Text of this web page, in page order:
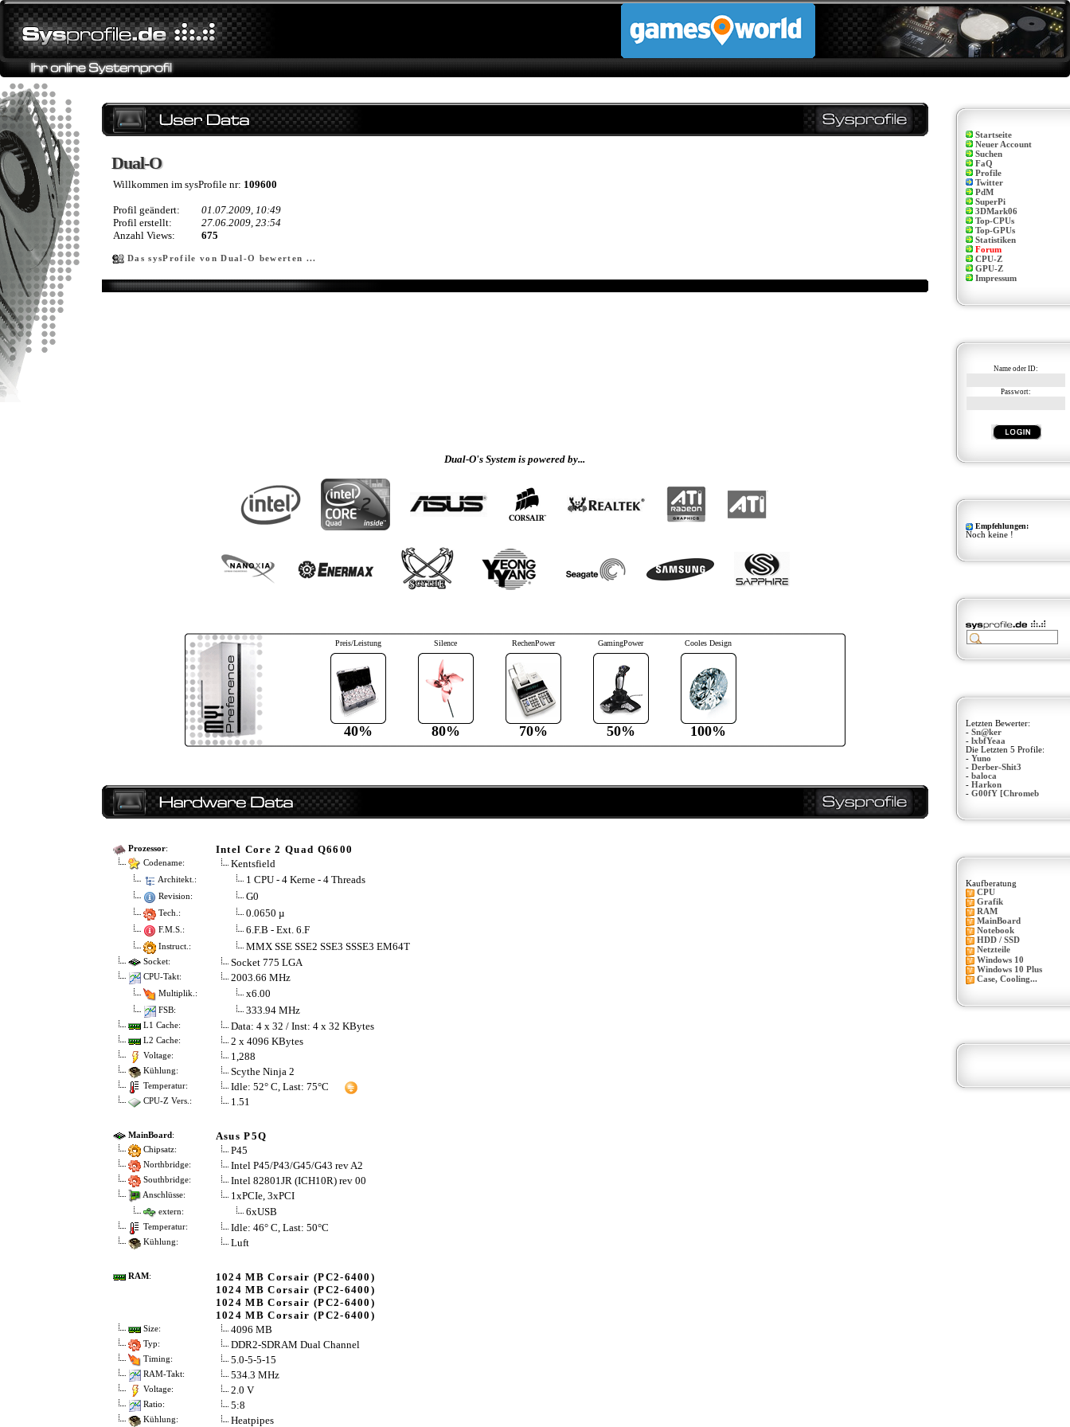
Dual-O
Dual-O
Willkommen im sysProfile nr: 109600
Profil geändert:
01.07.2009, 10:49
Profil erstellt:
27.06.2009, 23:54
Anzahl Views:
675
Das sysProfile von Dual-O bewerten ...
Dual-O's System is powered by...
Preis/Leistung
40%
Silence
80%
RechenPower
70%
GamingPower
50%
Cooles Design
100%
Prozessor: Intel Core 2 Quad Q6600
Codename: Kentsfield
Architekt.: 1 CPU - 4 Kerne - 4 Threads
Revision: G0
Tech.: 0.0650 µ
F.M.S.: 6.F.B - Ext. 6.F
Instruct.: MMX SSE SSE2 SSE3 SSSE3 EM64T
Socket: Socket 775 LGA
CPU-Takt: 2003.66 MHz
Multiplik.: x6.00
FSB: 333.94 MHz
L1 Cache: Data: 4 x 32 / Inst: 4 x 32 KBytes
L2 Cache: 2 x 4096 KBytes
Voltage: 1,288
Kühlung: Scythe Ninja 2
Temperatur: Idle: 52° C, Last: 75°C
CPU-Z Vers.: 1.51
MainBoard: Asus P5Q
Chipsatz: P45
Northbridge: Intel P45/P43/G45/G43 rev A2
Southbridge: Intel 82801JR (ICH10R) rev 00
Anschlüsse: 1xPCIe, 3xPCI
extern: 6xUSB
Temperatur: Idle: 46° C, Last: 50°C
Kühlung: Luft
RAM:
1024 MB Corsair (PC2-6400)
1024 MB Corsair (PC2-6400)
1024 MB Corsair (PC2-6400)
1024 MB Corsair (PC2-6400)
Size: 4096 MB
Typ: DDR2-SDRAM Dual Channel
Timing: 5.0-5-5-15
RAM-Takt: 534.3 MHz
Voltage: 2.0 V
Ratio: 5:8
Kühlung: Heatpipes
Startseite
Neuer Account
Suchen
FaQ
Profile
Twitter
PdM
SuperPi
3DMark06
Top-CPUs
Top-GPUs
Statistiken
Forum
CPU-Z
GPU-Z
Impressum
Name oder ID:
Passwort:
Empfehlungen:
Noch keine !
Letzten Bewerter:
- Sn@ker
- lxbfYeaa
Die Letzten 5 Profile:
- Yuno
- Derber-Shit3
- baloca
- Harkon
- G00fY [Chromeb
Kaufberatung
CPU
Grafik
RAM
MainBoard
Notebook
HDD / SSD
Netzteile
Windows 10
Windows 10 Plus
Case, Cooling...